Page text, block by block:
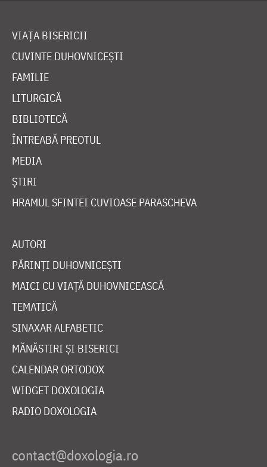
VIAȚA BISERICII
CUVINTE DUHOVNICEȘTI
FAMILIE
LITURGICĂ
BIBLIOTECĂ
ÎNTREABĂ PREOTUL
MEDIA
ȘTIRI
HRAMUL SFINTEI CUVIOASE PARASCHEVA
AUTORI
PĂRINȚI DUHOVNICEȘTI
MAICI CU VIAȚĂ DUHOVNICEASCĂ
TEMATICĂ
SINAXAR ALFABETIC
MĂNĂSTIRI ȘI BISERICI
CALENDAR ORTODOX
WIDGET DOXOLOGIA
RADIO DOXOLOGIA